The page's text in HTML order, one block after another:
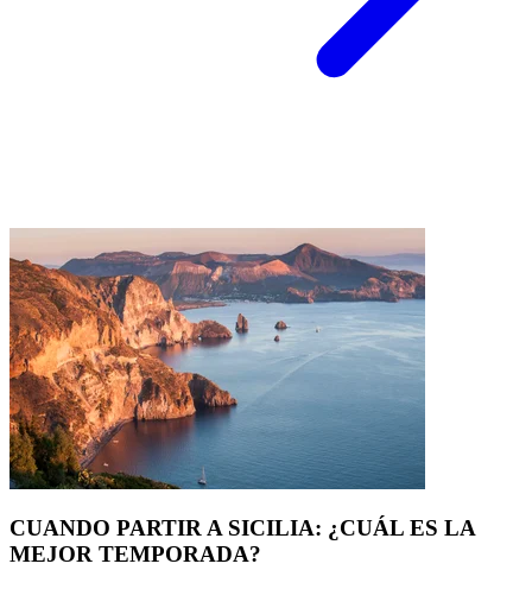
CUANDO PARTIR A SICILIA: ¿CUÁL ES LA
MEJOR TEMPORADA?